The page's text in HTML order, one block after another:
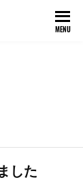
MENU
した